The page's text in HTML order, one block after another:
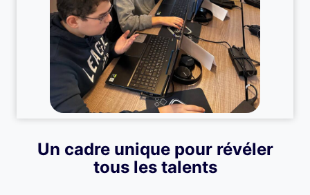
Un cadre unique pour révéler
tous les talents